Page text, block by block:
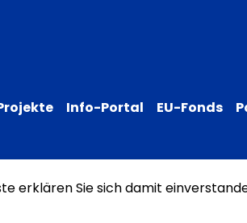
Info-Portal EU-Fonds
Erklärung zur Barrierefreiheit
erklären Sie sich damit